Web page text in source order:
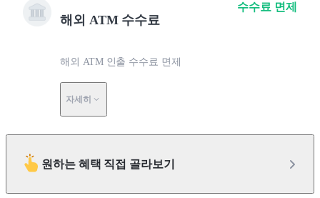
해외 ATM 수수료
해외 ATM 인출 수수료 면제
자세히
수수료 면제
원하는 혜택 직접 골라보기